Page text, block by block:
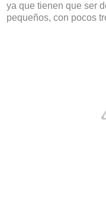
ya que tienen que ser
pequeños, con pocos